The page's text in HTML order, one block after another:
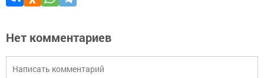
Нет комментариев